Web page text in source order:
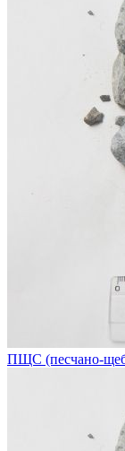
ПЩС (песчано-